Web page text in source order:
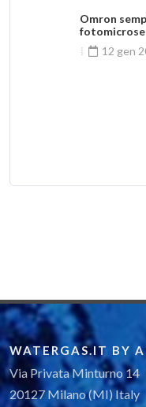
Omron
12 gen
WATERGAS.IT BY
Via Privata Minturno 14
20127 Milano (MI) Italy